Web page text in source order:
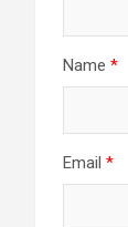
Name *
Email *